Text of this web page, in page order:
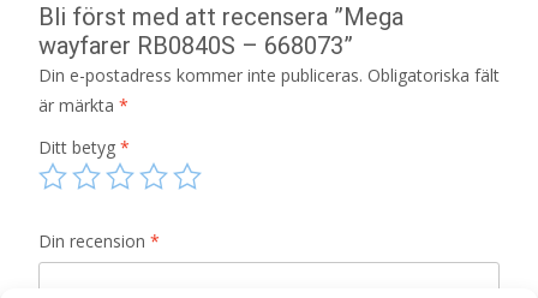
Bli först med att recensera ”Mega
wayfarer RB0840S – 668073”
Din e-postadress kommer inte publiceras. Obligatoriska fält
är märkta *
Ditt betyg *
Din recension *